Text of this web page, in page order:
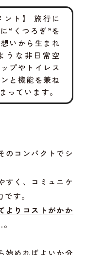
ント】 旅行に
“くつろぎ”を
いから生まれ
うな非日常空
プやトイレス
と機能を兼ね
っています。
のコンパクトでシ
すく、コミュニケ
す。
よりコストがかか
始めればよいか分